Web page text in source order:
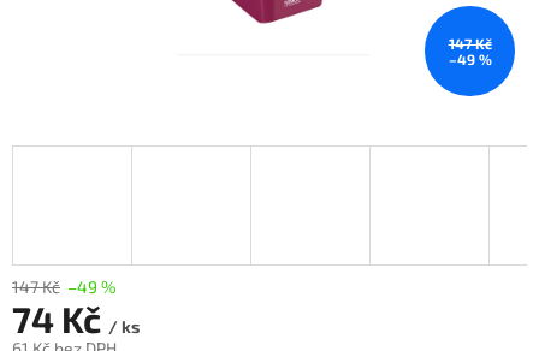
147 Kč
–49 %
147 Kč –49 %
74 Kč / ks